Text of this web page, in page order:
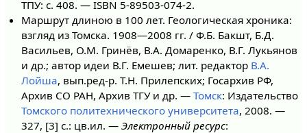
ТПУ: с. 408. — ISBN 5-89503-074-2.
Маршрут длиною в 100 лет. Геологическая хроника:
взгляд из Томска. 1908—2008 гг. / Ф.Б. Бакшт, Б.Д.
Васильев, О.М. Гринёв, В.А. Домаренко, В.Г. Лукьянов
и др.; автор идеи В.Г. Емешев; лит. редактор В.А.
Лойша, вып.ред-р. Т.Н. Прилепских; Госархив РФ,
Архив СО РАН, Архив ТГУ и др. —Томск: Издательство
Томского политехнического университета, 2008. —
327, [3] с.: цв.ил. —Электронный ресурс: